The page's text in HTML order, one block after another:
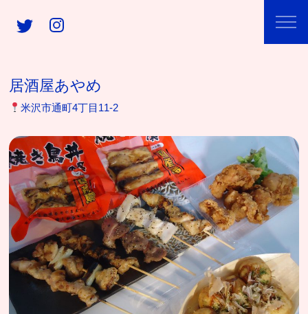
居酒屋あやめ
米沢市通町4丁目11-2